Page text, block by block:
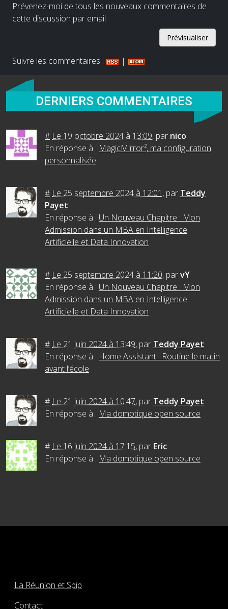
Prévenez-moi de tous les nouveaux commentaires de
cette discussion par email
Suivre les commentaires : |
DERNIERS COMMENTAIRES
# Le 19 octobre 2024 à 13:09, par nico
En réponse à : MagicMirror², ma configuration
personnalisée
# Le 25 septembre 2024 à 12:01 , par Teddy
Payet
En réponse à : Un Nouveau Chapitre : Mon
Admission dans un MBA en Intelligence
Artificielle et Data Innovation
# Le 25 septembre 2024 à 11:20, parvY
En réponse à : Un Nouveau Chapitre : Mon
Admission dans un MBA en Intelligence
Artificielle et Data Innovation
# Le 21 juin 2024 à 13:49, par Teddy Payet
En réponse à : Home Assistant : Routine le matin
avant l’école
# Le 21 juin 2024 à 10:47, par Teddy Payet
En réponse à : Ma domotique open source
# Le 16 juin 2024 à 17:15, par Eric
En réponse à : Ma domotique open source
La Réunion et Spip
Contact